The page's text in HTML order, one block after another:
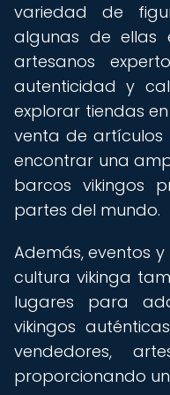
variedad de
algunas de
artesanos
autenticidad y
explorar tiendas
venta de artículos
encontrar una
barcos vikingos
partes del mundo.
Además, eventos
cultura vikinga
lugares para
vikingos
vendedores,
proporcionando